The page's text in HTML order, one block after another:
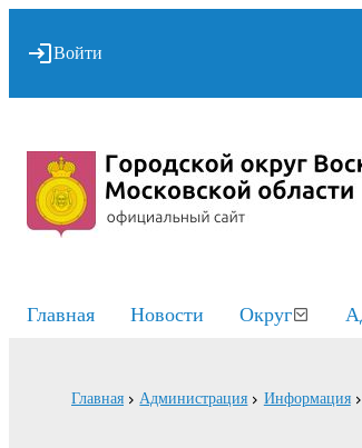
Войти
Главная Новости Округ
Главная Администрация Информация